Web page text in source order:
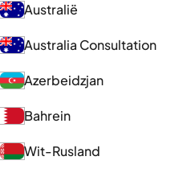
Australië
Australia Consultation
Azerbeidzjan
Bahrein
Wit-Rusland